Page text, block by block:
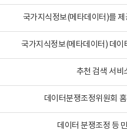
국가지식정보(메타데이터)를
국가지식정보(메타데이터) 데이
추천 검색 서비
데이터분쟁조정위원회
데이터 분쟁조정 등